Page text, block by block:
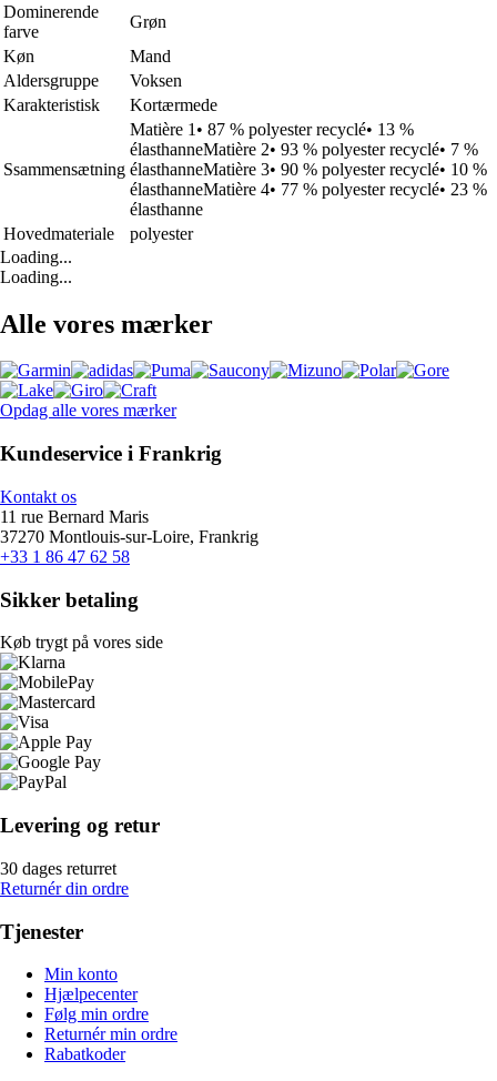
Dominerende
farve
Grøn
Køn
Mand
Aldersgruppe
Voksen
Karakteristisk
Kortærmede
Ssammensætning
Matière 1• 87 % polyester recyclé• 13 %
élasthanneMatière 2• 93 % polyester recyclé• 7 %
élasthanneMatière 3• 90 % polyester recyclé• 10 %
élasthanneMatière 4• 77 % polyester recyclé• 23 %
élasthanne
Hovedmateriale
polyester
Loading...
Loading...
Alle vores mærker
Opdag alle vores mærker
Kundeservice i Frankrig
Kontakt os
11 rue Bernard Maris
37270 Montlouis-sur-Loire, Frankrig
+33 1 86 47 62 58
Sikker betaling
Køb trygt på vores side
Levering og retur
30 dages returret
Returnér din ordre
Tjenester
Min konto
Hjælpecenter
Følg min ordre
Returnér min ordre
Rabatkoder